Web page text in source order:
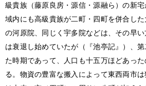
級貴族（藤原良房・源信・源融ら）の新
域内にも高級貴族が二町・四町を併合し
の河原院、同じく宇多院などは、その早
は衰退し始めていたが（『池亭記』）、
た時期であって、人口も十五万ほどあっ
る。物資の豊富な搬入によって東西両市